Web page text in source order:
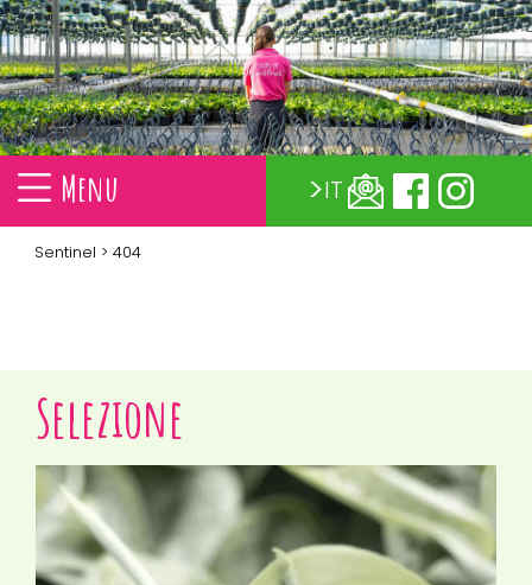
Menu IT
Sentinel > 404
Selezione